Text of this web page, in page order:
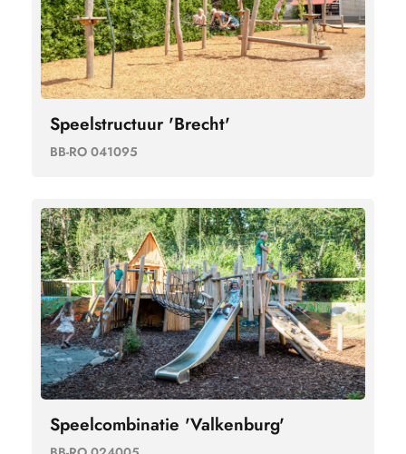
Speelstructuur 'Brecht'
BB-RO 041095
Speelcombinatie 'Valkenburg'